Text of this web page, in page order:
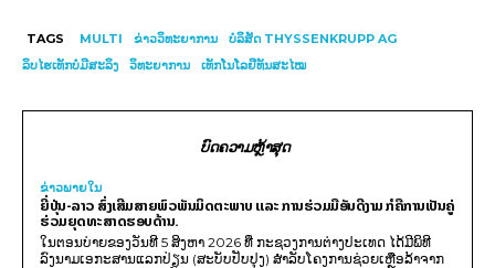
TAGS MULTI ຂ່າວວິທະຍາການ
ບໍລິສັດ THYSSENKRUPP AG
ລິບໄຮເທັກບໍ່ມີສະລິງ
ວິທະຍາການ ເທັກໂນໂລຢີທັນສະໄໝ
ບົດຄວາມຫຼ້າສຸດ
ຂ່າວພາຍ​ໃນ
ຍີ່ປຸ່ນ-ລາວ ສົ່ງເສີມສາຍພົວພັນມິດຕະພາບ ແລະ ການຮ່ວມມືອັນດີງາມ ກໍຄືການເປັນຄູ່
ຮ່ວມຍຸດທະສາດຮອບດ້ານ.
ໃນຕອນບ່າຍຂອງວັນທີ 5 ສິງຫາ 2026 ທີ່ ກະຊວງການຕ່າງປະເທດ ໄດ້ມີພິທີ
ລົງນາມເອກະສານແລກປ່ຽນ (ສະບັບປັບປຸງ) ສໍາລັບໂຄງການຊ່ວຍເຫຼືອລ້າຈາກ